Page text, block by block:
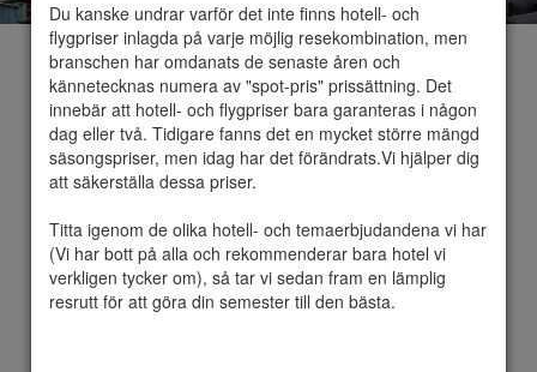
Du kanske undrar varför det inte finns hotell- och
flygpriser inlagda på varje möjlig resekombination, men
branschen har omdanats de senaste åren och
kännetecknas numera av "spot-pris" prissättning. Det
innebär att hotell- och flygpriser bara garanteras i någon
dag eller två. Tidigare fanns det en mycket större mängd
säsongspriser, men idag har det förändrats.Vi hjälper dig
att säkerställa dessa priser.
Titta igenom de olika hotell- och temaerbjudandena vi har
(Vi har bott på alla och rekommenderar bara hotel vi
verkligen tycker om), så tar vi sedan fram en lämplig
resrutt för att göra din semester till den bästa.
Agadir
Agadir  är en kuststad i södra Marocko.
Staden förstördes av en kraftig jordbävning
den 29 februari 1960, vilket resulterade i